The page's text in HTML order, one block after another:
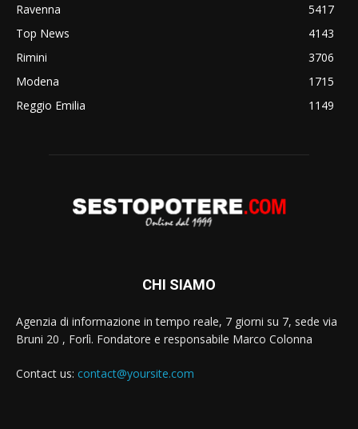
Ravenna
5417
Top News
4143
Rimini
3706
Modena
1715
Reggio Emilia
1149
CHI SIAMO
Agenzia di informazione in tempo reale, 7 giorni su 7, sede via
Bruni 20 , Forlì. Fondatore e responsabile Marco Colonna
Contact us: contact@yoursite.com